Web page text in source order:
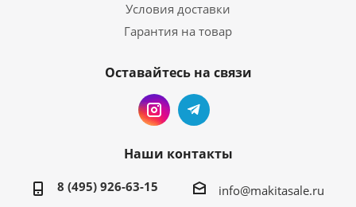
Условия доставки
Гарантия на товар
Оставайтесь на связи
Наши контакты
8 (495) 926-63-15 info@makitasale.ru